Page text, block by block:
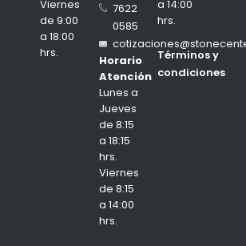
Viernes
de 9:00
a 18:00
hrs.
7622
0585
Horario
Atención
Lunes a
Jueves
de 8:15
a 18:15
hrs.
Viernes
de 8:15
a 14:00
hrs.
a 14:00
hrs.
Términos y
condiciones